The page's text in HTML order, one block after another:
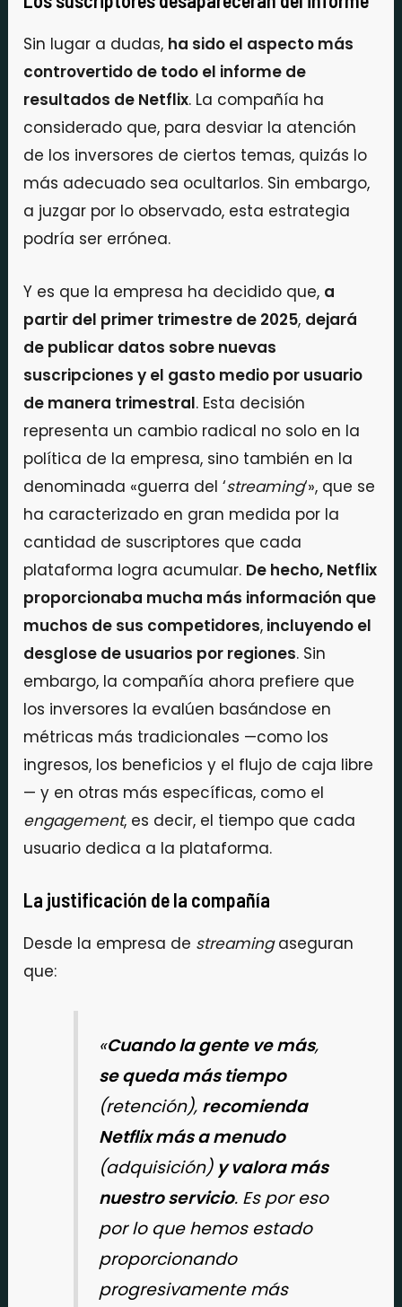
Sin lugar a dudas, ha sido el aspecto más
controvertido de todo el informe de
resultados de Netflix. La compañía ha
considerado que, para desviar la atención
de los inversores de ciertos temas, quizás lo
más adecuado sea ocultarlos. Sin embargo,
a juzgar por lo observado, esta estrategia
podría ser errónea.
Y es que la empresa ha decidido que, a
partir del primer trimestre de 2025, dejará
de publicar datos sobre nuevas
suscripciones y el gasto medio por usuario
de manera trimestral. Esta decisión
representa un cambio radical no solo en la
política de la empresa, sino también en la
denominada «guerra del ‘streaming‘», que se
ha caracterizado en gran medida por la
cantidad de suscriptores que cada
plataforma logra acumular. De hecho, Netflix
proporcionaba mucha más información que
muchos de sus competidores, incluyendo el
desglose de usuarios por regiones. Sin
embargo, la compañía ahora prefiere que
los inversores la evalúen basándose en
métricas más tradicionales —como los
ingresos, los beneficios y el flujo de caja libre
— y en otras más específicas, como el
engagement, es decir, el tiempo que cada
usuario dedica a la plataforma.
La justificación de la compañía
Desde la empresa de streamingaseguran
que:
«Cuando la gente ve más,
se queda más tiempo
(retención), recomienda
Netflix más a menudo
(adquisición) y valora más
nuestro servicio. Es por eso
por lo que hemos estado
proporcionando
progresivamente más